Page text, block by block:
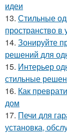
идеи
13. Стильные
пространство в
14. Зонируйте
решений для
15. Интерьер
стильные
16. Как
дом
17. Печи для
установка,